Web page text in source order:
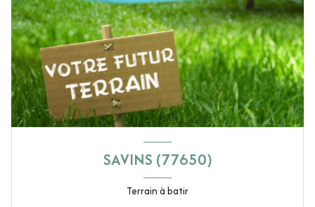
SAVINS (77650)
Terrain à batir